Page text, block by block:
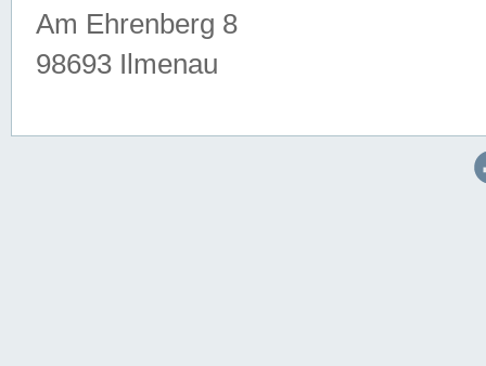
Am Ehrenberg 8
98693 Ilmenau